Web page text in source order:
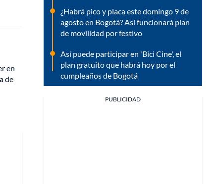
en
de
¿Habrá pico y placa este domingo 9 de
agosto en Bogotá? Así funcionará plan
de movilidad por festivo
Así puede participar en 'Bici Cine', el
plan gratuito que habrá hoy por el
cumpleaños de Bogotá
PUBLICIDAD